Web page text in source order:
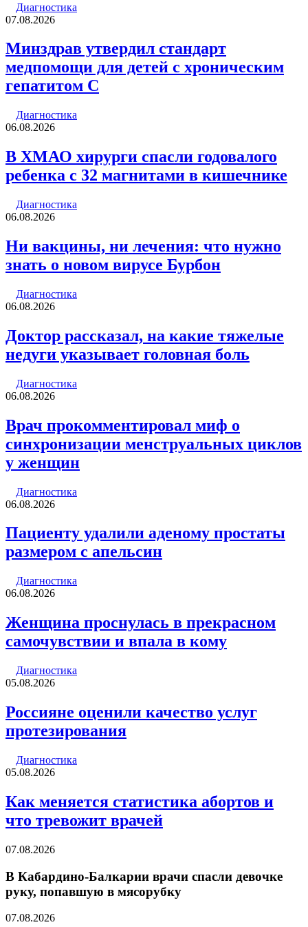
Диагностика
07.08.2026
Минздрав утвердил стандарт
медпомощи для детей с хроническим
гепатитом С
Диагностика
06.08.2026
В ХМАО хирурги спасли годовалого
ребенка с 32 магнитами в кишечнике
Диагностика
06.08.2026
Ни вакцины, ни лечения: что нужно
знать о новом вирусе Бурбон
Диагностика
06.08.2026
Доктор рассказал, на какие тяжелые
недуги указывает головная боль
Диагностика
06.08.2026
Врач прокомментировал миф о
синхронизации менструальных циклов
у женщин
Диагностика
06.08.2026
Пациенту удалили аденому простаты
размером с апельсин
Диагностика
06.08.2026
Женщина проснулась в прекрасном
самочувствии и впала в кому
Диагностика
05.08.2026
Россияне оценили качество услуг
протезирования
Диагностика
05.08.2026
Как меняется статистика абортов и
что тревожит врачей
07.08.2026
В Кабардино-Балкарии врачи спасли девочке
руку, попавшую в мясорубку
07.08.2026